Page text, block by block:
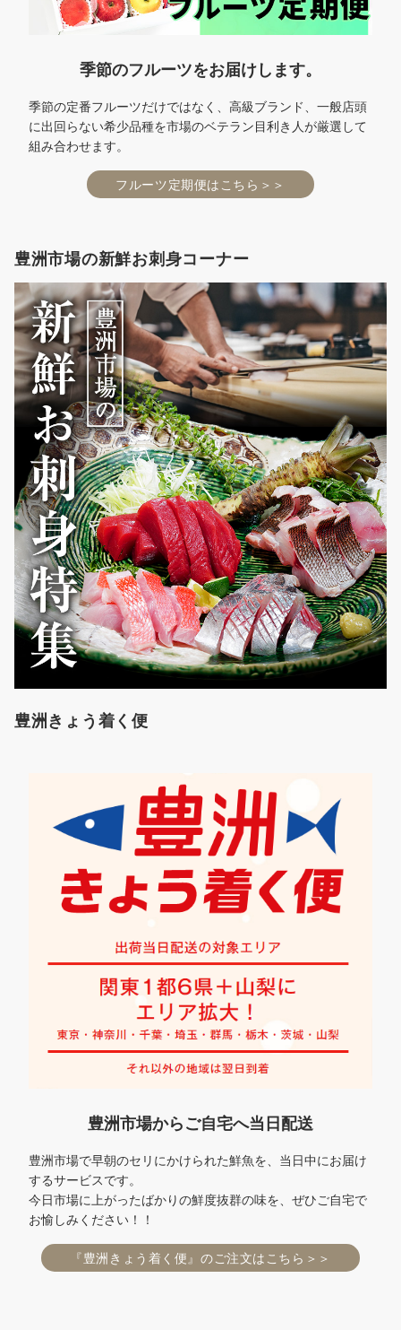
季節のフルーツをお届けします。
季節の定番フルーツだけではなく、高級ブランド、一般店頭
に出回らない希少品種を市場のベテラン目利き人が厳選して
組み合わせます。
フルーツ定期便はこちら＞＞
豊洲市場の新鮮お刺身コーナー
豊洲きょう着く便
豊洲市場からご自宅へ当日配送
豊洲市場で早朝のセリにかけられた鮮魚を、当日中にお届け
するサービスです。
今日市場に上がったばかりの鮮度抜群の味を、ぜひご自宅で
お愉しみください！！
『豊洲きょう着く便』のご注文はこちら＞＞